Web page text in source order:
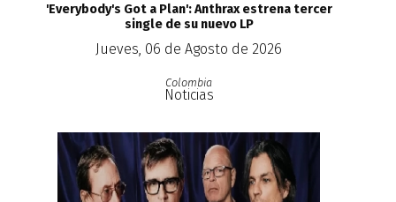
'Everybody's Got a Plan': Anthrax estrena tercer
single de su nuevo LP
Jueves, 06 de Agosto de 2026
Colombia
Noticias